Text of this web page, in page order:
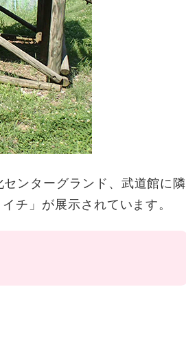
ンターグランド、武道館に隣
チ」が展示されています。